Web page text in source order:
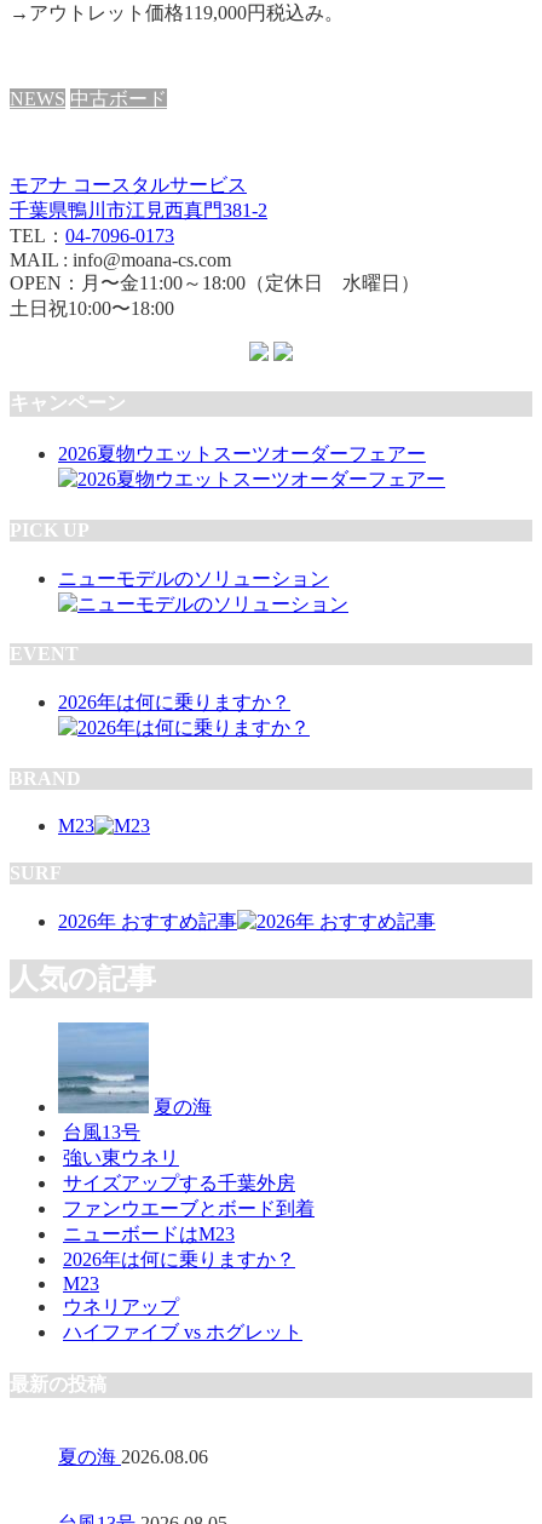
→アウトレット価格119,000円税込み。
NEWS 中古ボード
モアナ コースタルサービス
千葉県鴨川市江見西真門381-2
TEL： 04-7096-0173
MAIL : info@moana-cs.com
OPEN：月〜金11:00～18:00（定休日 水曜日）
土日祝10:00〜18:00
キャンペーン
2026夏物ウエットスーツオーダーフェアー
PICK UP
ニューモデルのソリューション
EVENT
2026年は何に乗りますか？
BRAND
M23
SURF
2026年 おすすめ記事
人気の記事
夏の海
台風13号
強い東ウネリ
サイズアップする千葉外房
ファンウエーブとボード到着
ニューボードはM23
2026年は何に乗りますか？
M23
ウネリアップ
ハイファイブ vs ホグレット
最新の投稿
夏の海 2026.08.06